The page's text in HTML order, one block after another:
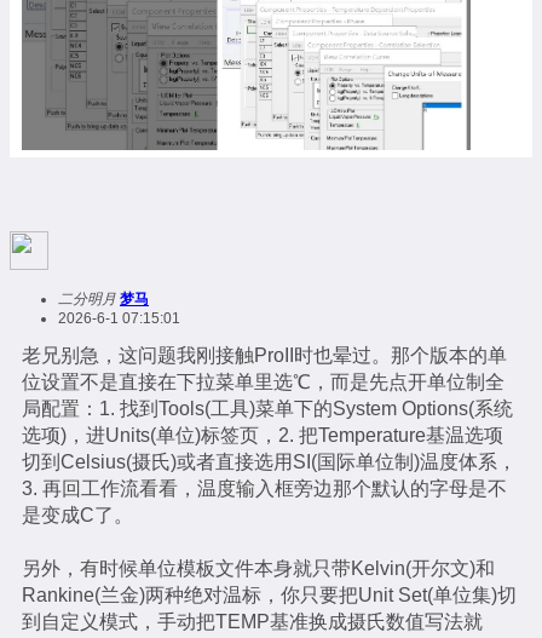
二分明月 梦马
2026-6-1 07:15:01
老兄别急，这问题我刚接触ProII时也晕过。那个版本的单
位设置不是直接在下拉菜单里选℃，而是先点开单位制全
局配置：1. 找到Tools(工具)菜单下的System Options(系统
选项)，进Units(单位)标签页，2. 把Temperature基温选项
切到Celsius(摄氏)或者直接选用SI(国际单位制)温度体系，
3. 再回工作流看看，温度输入框旁边那个默认的字母是不
是变成C了。
另外，有时候单位模板文件本身就只带Kelvin(开尔文)和
Rankine(兰金)两种绝对温标，你只要把Unit Set(单位集)切
到自定义模式，手动把TEMP基准换成摄氏数值写法就